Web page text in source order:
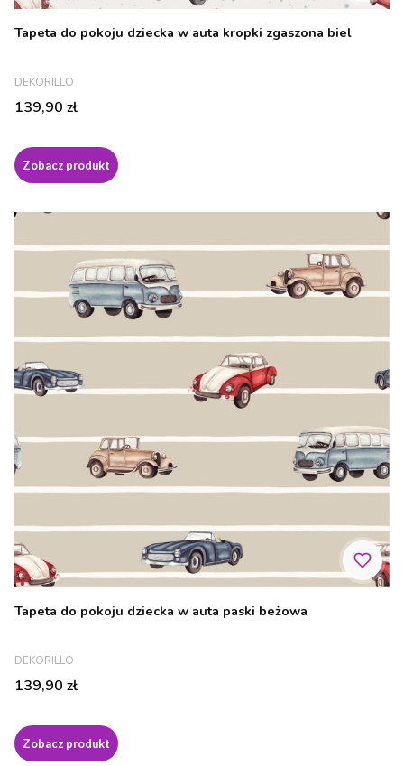
Tapeta do pokoju dziecka w auta kropki zgaszona biel
PRODUCENT
DEKORILLO
Cena
139,90 zł
Zobacz produkt
Tapeta do pokoju dziecka w auta paski beżowa
PRODUCENT
DEKORILLO
Cena
139,90 zł
Zobacz produkt